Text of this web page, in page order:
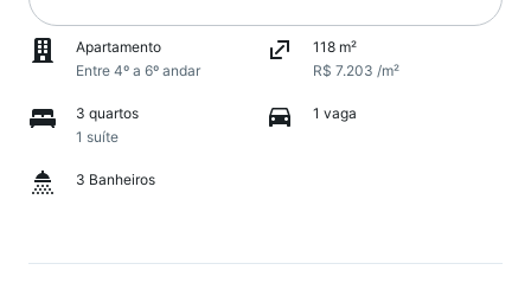
Apartamento
Entre 4º a 6º andar
118 m²
R$ 7.203 /m²
3 quartos
1 suíte
1 vaga
3 Banheiros